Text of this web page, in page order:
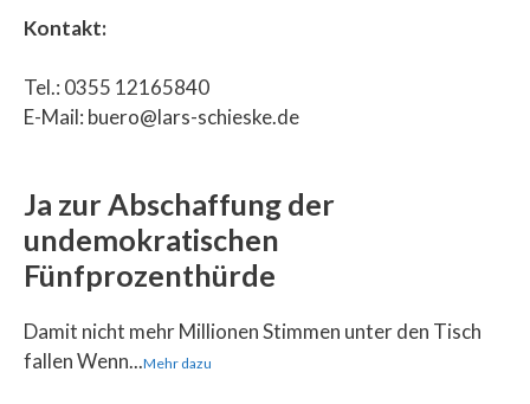
Kontakt:
Tel.: 0355 12165840
E-Mail: buero@lars-schieske.de
Ja zur Abschaffung der
undemokratischen
Fünfprozenthürde
Damit nicht mehr Millionen Stimmen unter den Tisch
fallen Wenn...Mehr dazu